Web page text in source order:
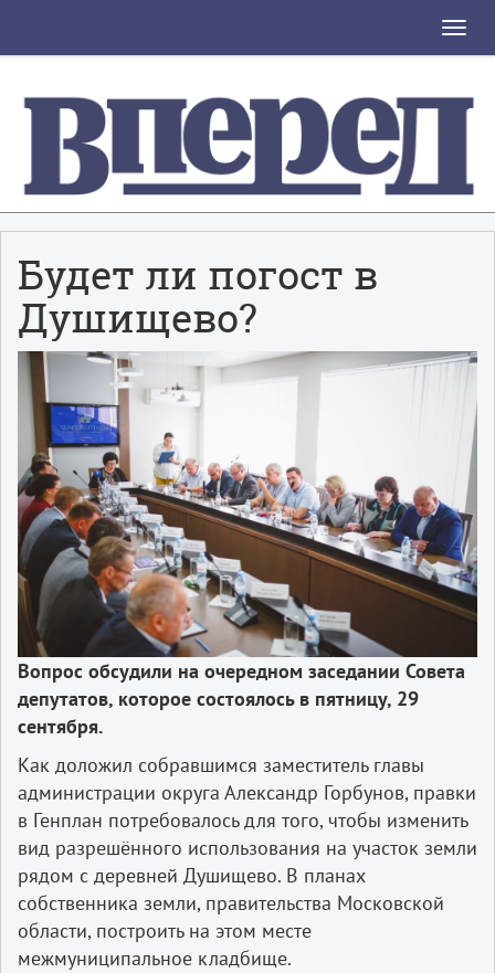
Toggle
Будет ли погост в
Душищево?
Вопрос обсудили на очередном заседании Совета
депутатов, которое состоялось в пятницу, 29
сентября.
Как доложил собравшимся заместитель главы
администрации округа Александр Горбунов, правки
в Генплан потребовалось для того, чтобы изменить
вид разрешённого использования на участок земли
рядом с деревней Душищево. В планах
собственника земли, правительства Московской
области, построить на этом месте
межмуниципальное кладбище.